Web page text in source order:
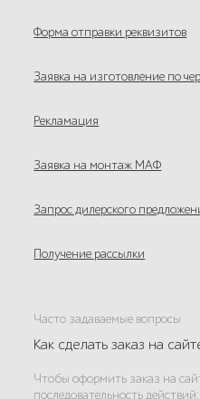
Форма отправки реквизитов
Заявка на изготовление по
Рекламация
Заявка на монтаж МАФ
Запрос дилерского
Получение рассылки
Часто задаваемые вопросы
Как сделать заказ на
Чтобы оформить заказ на
последовательность действий: